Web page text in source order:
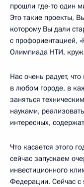
прошли где-то один
Это такие проекты,
которому Вы дали
с профориентацией,
Олимпиада НТИ,
Нас очень радует,
в любом городе, в
заняться
науками,
интересных,
Что касается этого
сейчас запускаем
инвестиционного
Федерации. Сейчас с